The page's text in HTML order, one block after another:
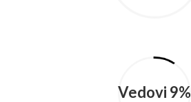
Vedovi 9%